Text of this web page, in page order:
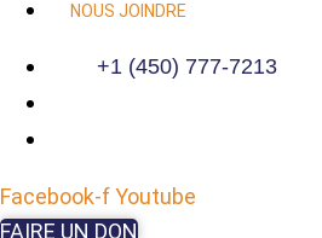
NOUS JOINDRE
+1 (450) 777-7213
Facebook-fYoutube
FAIRE UN DON